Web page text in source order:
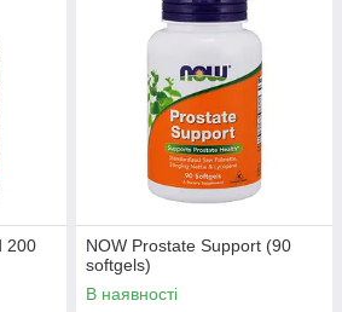
200
NOW Prostate Support (90
softgels)
В наявності